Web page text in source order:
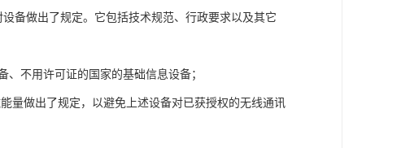
备做出了规定。它包括技术规范、行政要求以及其它
不用许可证的国家的基础信息设备；
量做出了规定，以避免上述设备对已获授权的无线通讯